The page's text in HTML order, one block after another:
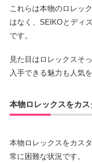
これらは本物のロレッ
はなく、SEIKOとディ
です。
見た目はロレックスそ
入手できる魅力も人気
本物ロレックスをカ
本物ロレックスをカス
常に困難な状況です。